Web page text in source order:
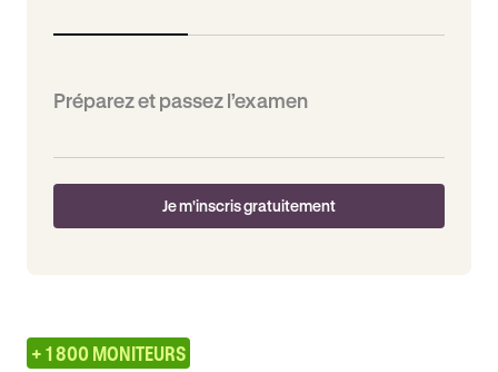
Préparez et passez l’examen
Je m'inscris gratuitement
+ 1 800 MONITEURS